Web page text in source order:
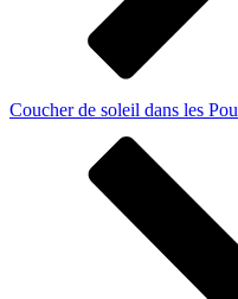
Coucher de soleil dans les